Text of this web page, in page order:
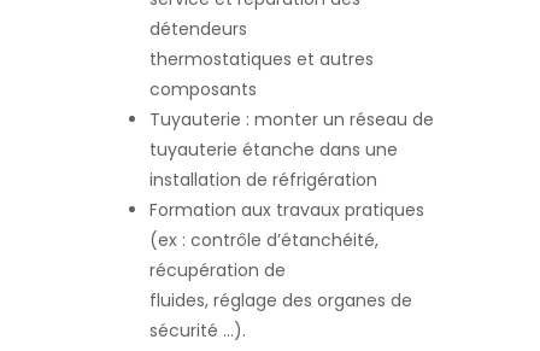
détendeurs
thermostatiques et autres
composants
Tuyauterie : monter un réseau de
tuyauterie étanche dans une
installation de réfrigération
Formation aux travaux pratiques
(ex : contrôle d’étanchéité,
récupération de
fluides, réglage des organes de
sécurité …).